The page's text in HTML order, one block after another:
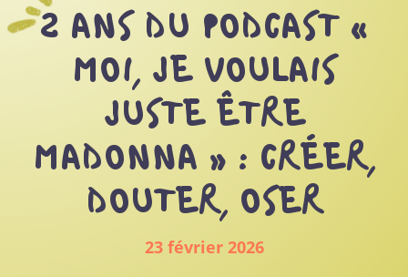
2 ANS DU PODCAST «
MOI, JE VOULAIS
JUSTE ÊTRE
MADONNA » : CRÉER,
DOUTER, OSER
23 février 2026